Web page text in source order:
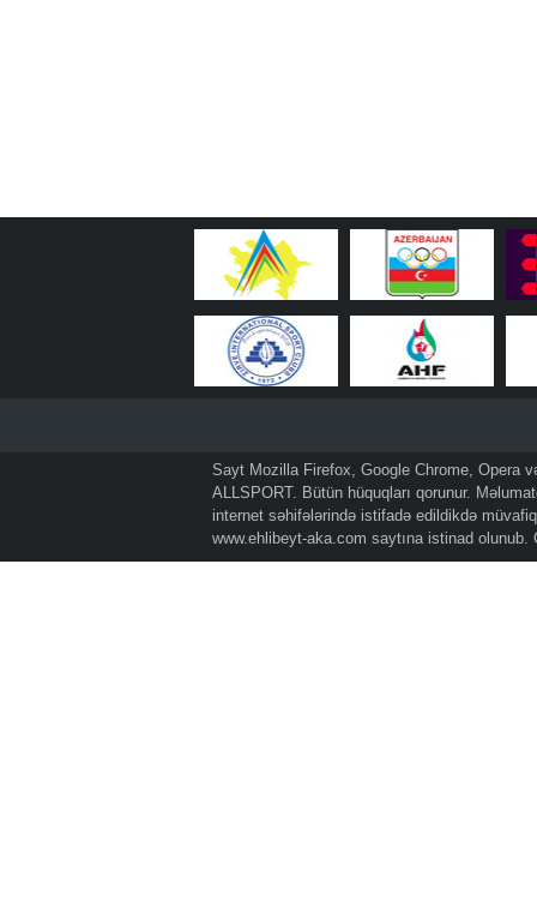
Sayt Mozilla Firefox, Google Chrome, Opera
ALLSPORT. Bütün hüquqları qorunur.
internet səhifələrində istifadə edildikdə
www.ehlibeyt-aka.com saytına istinad olunub.